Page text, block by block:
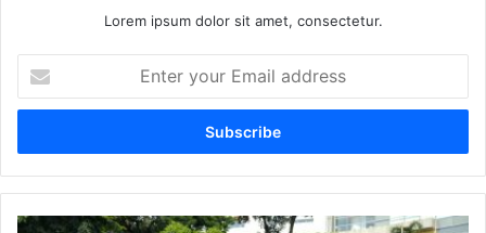
Lorem ipsum dolor sit amet, consectetur.
t
r
y
u
O